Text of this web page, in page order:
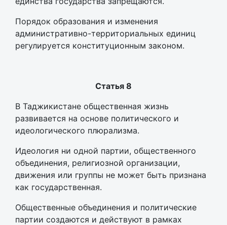
Порядок образования и изменения
административно-территориальных единиц
регулируется конституционным законом.
Статья 8
В Таджикистане общественная жизнь
развивается на основе политического и
идеологического плюрализма.
Идеология ни одной партии, общественного
объединения, религиозной организации,
движения или группы не может быть признана
как государственная.
Общественные объединения и политические
партии создаются и действуют в рамках